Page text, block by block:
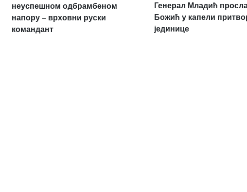
неуспешном одбрамбеном
напору – врховни руски
командант
Генерал Младић
Божић у капели
јединице